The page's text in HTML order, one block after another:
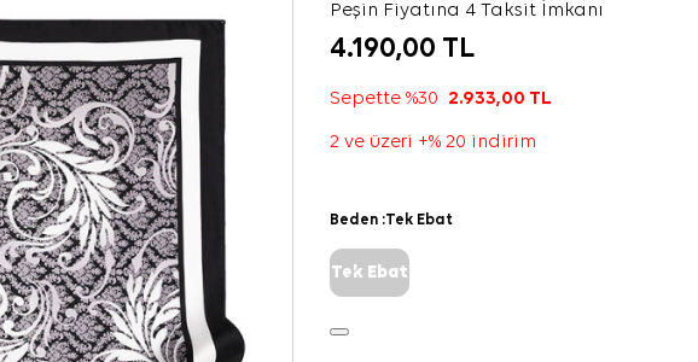
Peşin Fiyatına 4 Taksit İmkanı
4.190,00 TL
Sepette %30 2.933,00 TL
2 ve üzeri +% 20 indirim
Beden :Tek Ebat
Tek Ebat